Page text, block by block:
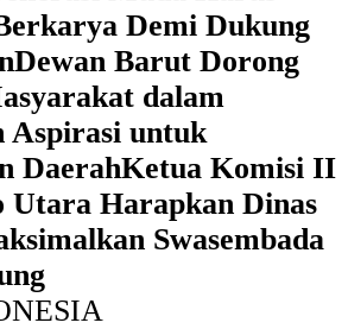
Demi Dukung
Dewan Barut Dorong
dalam
Aspirasi untuk
DaerahKetua Komisi II
Utara Harapkan Dinas
Swasembada